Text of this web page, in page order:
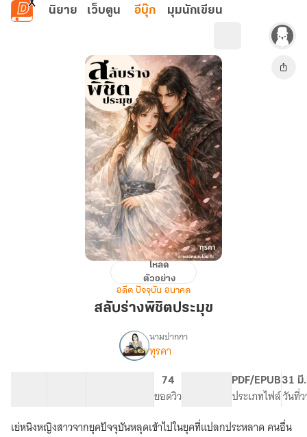
ข้ามไปยังเนื้อหาหลัก
นิยาย เว็บตูน อีบุ๊ก มุมนักเขียน
พิชิต
โหลด
ตัวอย่าง
อดีต ปัจจุบัน อนาคต
สลับร่างพิชิตประมุข
เรื่อง
สลับ
ร่าง
พิชิต
ท่าน
ประมุข
นามปากกา
ทุรคา
74
ยอดวิว
PDF/EPUB
ประเภทไฟล์
31 มี
วันที่
เย่หนิงหญิงสาวจากยุคปัจจุบันหลุดเข้าไปในยุคที่แปลกประหลาด คนอื่น